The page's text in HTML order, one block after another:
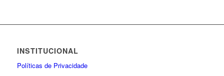
INSTITUCIONAL
Políticas de Privacidade